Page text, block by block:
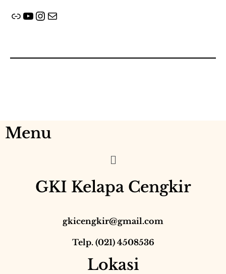
Menu
GKI Kelapa Cengkir
gkicengkir@gmail.com
Telp. (021) 4508536
Lokasi